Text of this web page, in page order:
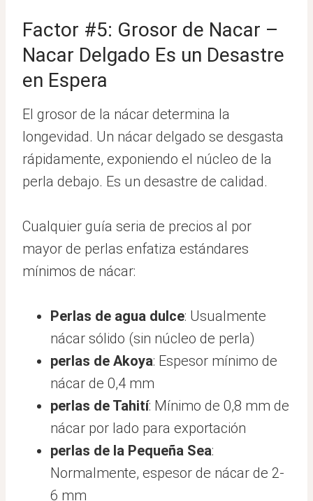
Factor #5: Grosor de Nacar –
Nacar Delgado Es un Desastre
en Espera
El grosor de la nácar determina la
longevidad. Un nácar delgado se desgasta
rápidamente, exponiendo el núcleo de la
perla debajo. Es un desastre de calidad.
Cualquier guía seria de precios al por
mayor de perlas enfatiza estándares
mínimos de nácar:
Perlas de agua dulce: Usualmente
nácar sólido (sin núcleo de perla)
perlas de Akoya: Espesor mínimo de
nácar de 0,4 mm
perlas de Tahití: Mínimo de 0,8 mm de
nácar por lado para exportación
perlas de la Pequeña Sea:
Normalmente, espesor de nácar de 2-
6 mm